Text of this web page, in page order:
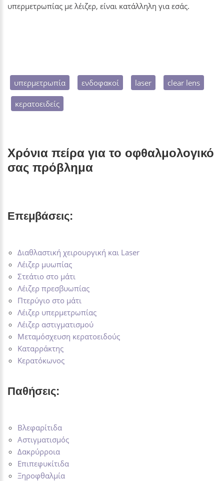
υπερμετρωπίας με λέιζερ, είναι κατάλληλη για εσάς.
υπερμετρωπία ενδοφακοί laser clear lens
κερατοειδείς
Χρόνια πείρα για το οφθαλμολογικό
σας πρόβλημα
Επεμβάσεις:
Διαθλαστική χειρουργική και Laser
Λέιζερ μυωπίας
Στεάτιο στο μάτι
Λέιζερ πρεσβυωπίας
Πτερύγιο στο μάτι
Λέιζερ υπερμετρωπίας
Λέιζερ αστιγματισμού
Μεταμόσχευση κερατοειδούς
Καταρράκτης
Κερατόκωνος
Παθήσεις:
Βλεφαρίτιδα
Αστιγματισμός
Δακρύρροια
Επιπεφυκίτιδα
Ξηροφθαλμία